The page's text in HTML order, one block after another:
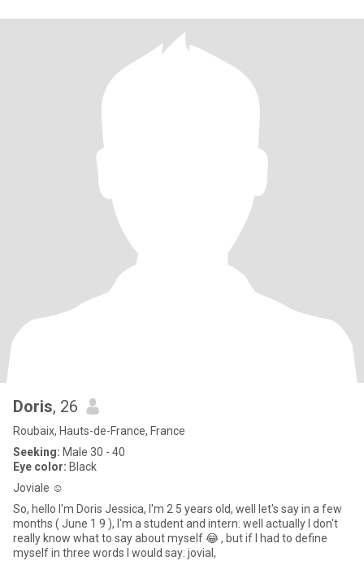
Doris, 26
Roubaix, Hauts-de-France, France
Seeking: Male 30 - 40
Eye color: Black
Joviale ☺️
So, hello I'm Doris Jessica, I'm 2 5 years old, well let's say in a few
months ( June 1 9 ), I'm a student and intern. well actually I don't
really know what to say about myself 😂 , but if I had to define
myself in three words I would say: jovial,